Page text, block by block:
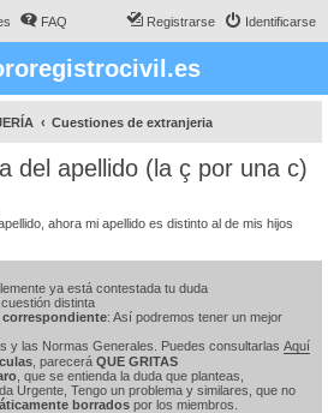
FAQ Identificarse
Registrarse
Cuestiones de extranjeria
del apellido (la ç por una c)
ahora mi apellido es distinto al de mis hijos
ya está contestada tu duda
distinta
: Así podremos tener un mejor
y las Normas Generales. Puedes consultarlas Aquí
, parecerá QUE GRITAS
, que se entienda la duda que planteas,
Urgente, Tengo un problema y similares, que no
borrados por los miembros.